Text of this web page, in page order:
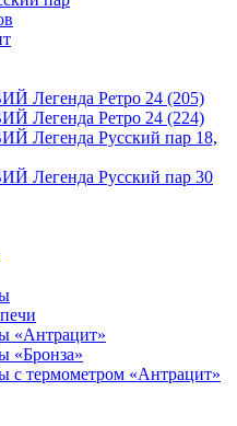
Легенда Ретро 24 (205)
Легенда Ретро 24 (224)
Легенда Русский пар 18,
Легенда Русский пар 30
«Антрацит»
«Бронза»
с термометром «Антрацит»